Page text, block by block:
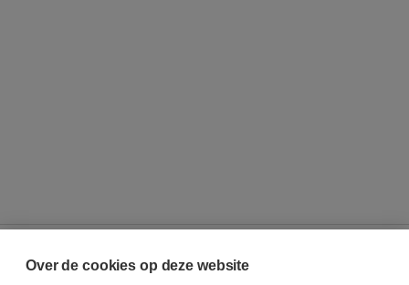
Over de cookies op deze website